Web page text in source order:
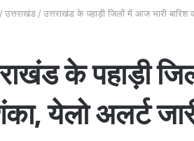
/ उत्तराखंड / उत्तराखंड के पहाड़ी जिलों में आज भारी
के पहाड़ी
येलो अलर्ट